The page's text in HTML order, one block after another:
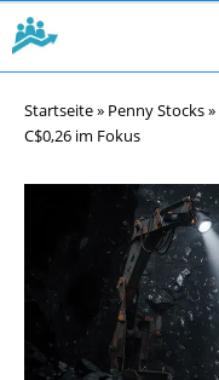
Startseite» Penny Stocks»
C$0,26 im Fokus